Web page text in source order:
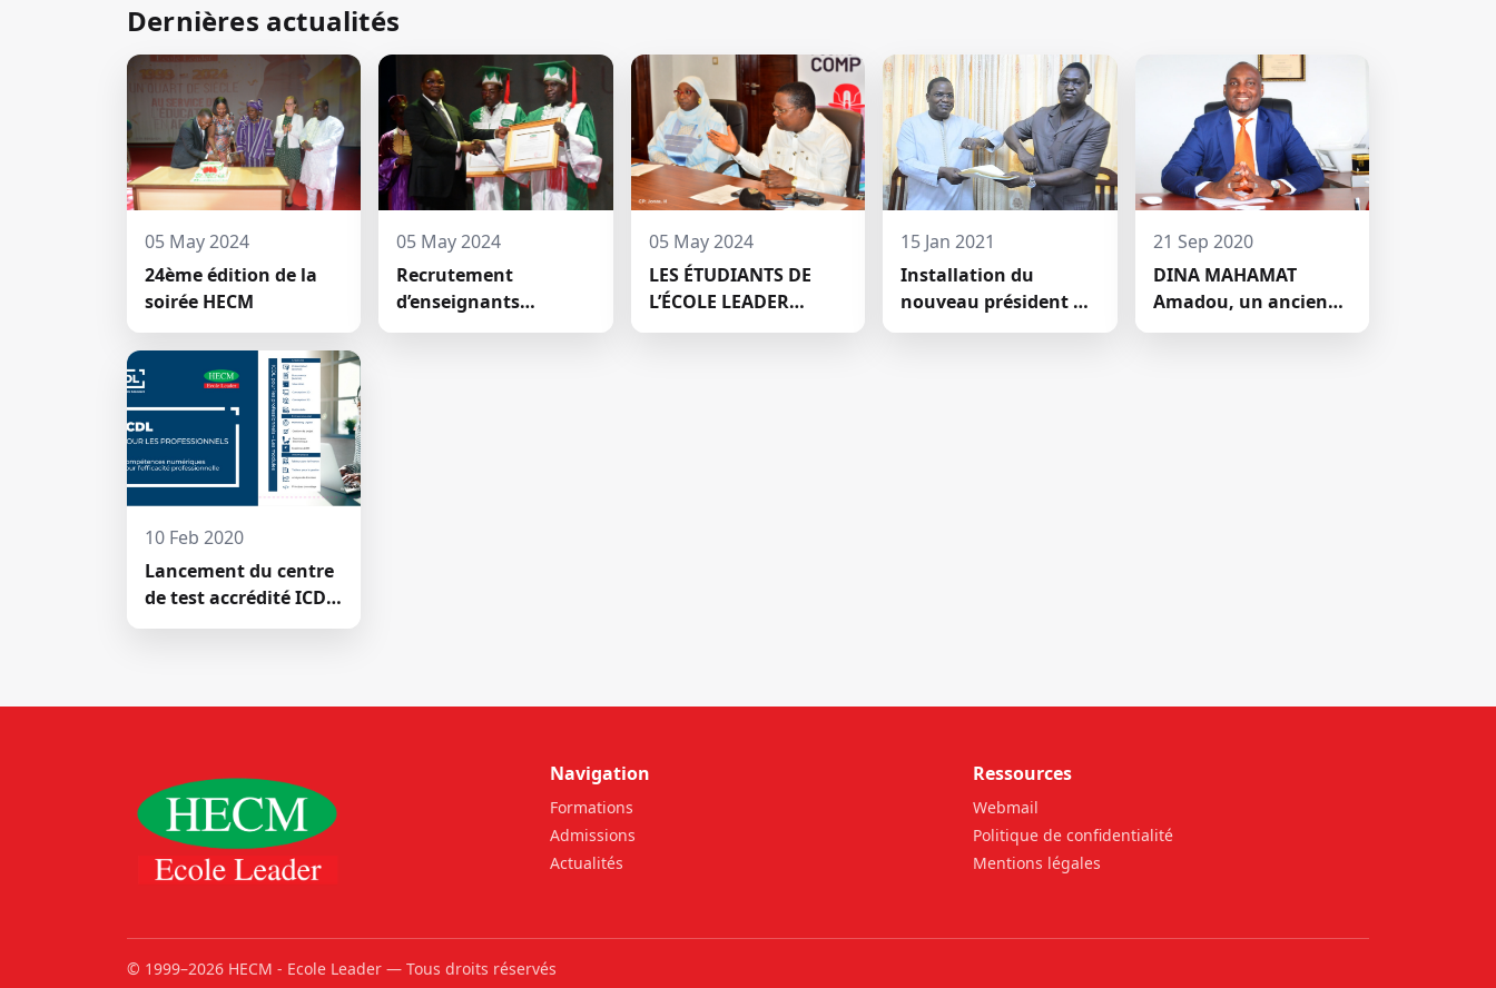
Dernières actualités
05 May 2024
24ème édition de la
soirée HECM
05 May 2024
Recrutement
d’enseignants
permanents à HECM :
05 May 2024
LES ÉTUDIANTS DE
L’ÉCOLE LEADER
MOBILISENT UNE
15 Jan 2021
Installation du
nouveau président du
conseil scientifique de
21 Sep 2020
DINA MAHAMAT
Amadou, un ancien
étudiant de l'Ecole
10 Feb 2020
Lancement du centre
de test accrédité ICDL
de la Haute École de
Navigation
Formations
Admissions
Actualités
Ressources
Webmail
Politique de confidentialité
Mentions légales
© 1999–2026 HECM - Ecole Leader — Tous droits réservés